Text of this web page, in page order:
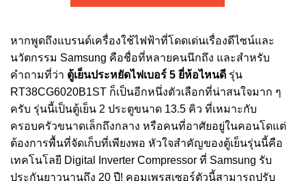
หากพูดถึงแบรนด์เครื่องใช้ไฟฟ้าที่โดดเด่นเรื่องดีไซน์และ
นวัตกรรม Samsung คือชื่อที่หลายคนนึกถึง และสำหรับ
คำถามที่ว่า ตู้เย็นประหยัดไฟเบอร์ 5 ยี่ห้อไหนดี รุ่น
RT38CG6020B1ST ก็เป็นอีกหนึ่งตัวเลือกที่น่าสนใจมาก ๆ
ครับ รุ่นนี้เป็นตู้เย็น 2 ประตูขนาด 13.5 คิว ที่เหมาะกับ
ครอบครัวขนาดเล็กถึงกลาง หรือคนที่อาศัยอยู่ในคอนโดแต่
ต้องการพื้นที่จัดเก็บที่เพียงพอ หัวใจสำคัญของตู้เย็นรุ่นนี้คือ
เทคโนโลยี Digital Inverter Compressor ที่ Samsung รับ
ประกันยาวนานถึง 20 ปี! คอมเพรสเซอร์ตัวนี้สามารถปรับ